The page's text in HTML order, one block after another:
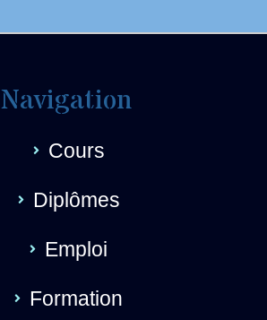
Navigation
Cours
Diplômes
Emploi
Formation